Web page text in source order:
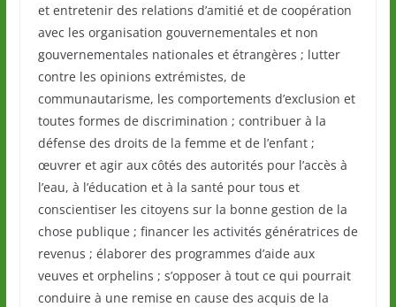
et entretenir des relations d’amitié et de coopération
avec les organisation gouvernementales et non
gouvernementales nationales et étrangères ; lutter
contre les opinions extrémistes, de
communautarisme, les comportements d’exclusion et
toutes formes de discrimination ; contribuer à la
défense des droits de la femme et de l’enfant ;
œuvrer et agir aux côtés des autorités pour l’accès à
l’eau, à l’éducation et à la santé pour tous et
conscientiser les citoyens sur la bonne gestion de la
chose publique ; financer les activités génératrices de
revenus ; élaborer des programmes d’aide aux
veuves et orphelins ; s’opposer à tout ce qui pourrait
conduire à une remise en cause des acquis de la